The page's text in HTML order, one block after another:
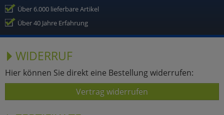
Über 6.000 lieferbare Artikel
Über 40 Jahre Erfahrung
WIDERRUF
Hier können Sie direkt eine Bestellung widerrufen:
Vertrag widerrufen